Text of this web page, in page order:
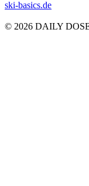
ski-basics.de
© 2026 DAILY